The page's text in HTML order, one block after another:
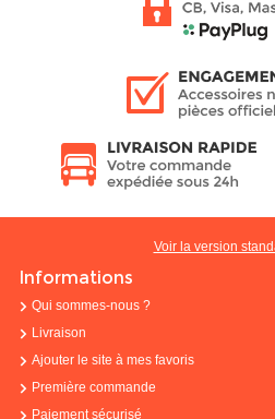
Voir la version
Informations
Qui sommes-nous ?
Livraison
Ajouter le site à mes favoris
Première commande
Paiement sécurisé